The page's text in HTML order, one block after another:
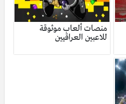
منصات ألعاب موثوقة
للاعبين العراقيين